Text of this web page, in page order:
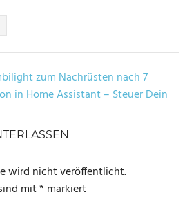
zum Nachrüsten nach 7
in Home Assistant – Steuer Dein
wird nicht veröffentlicht.
mit* markiert